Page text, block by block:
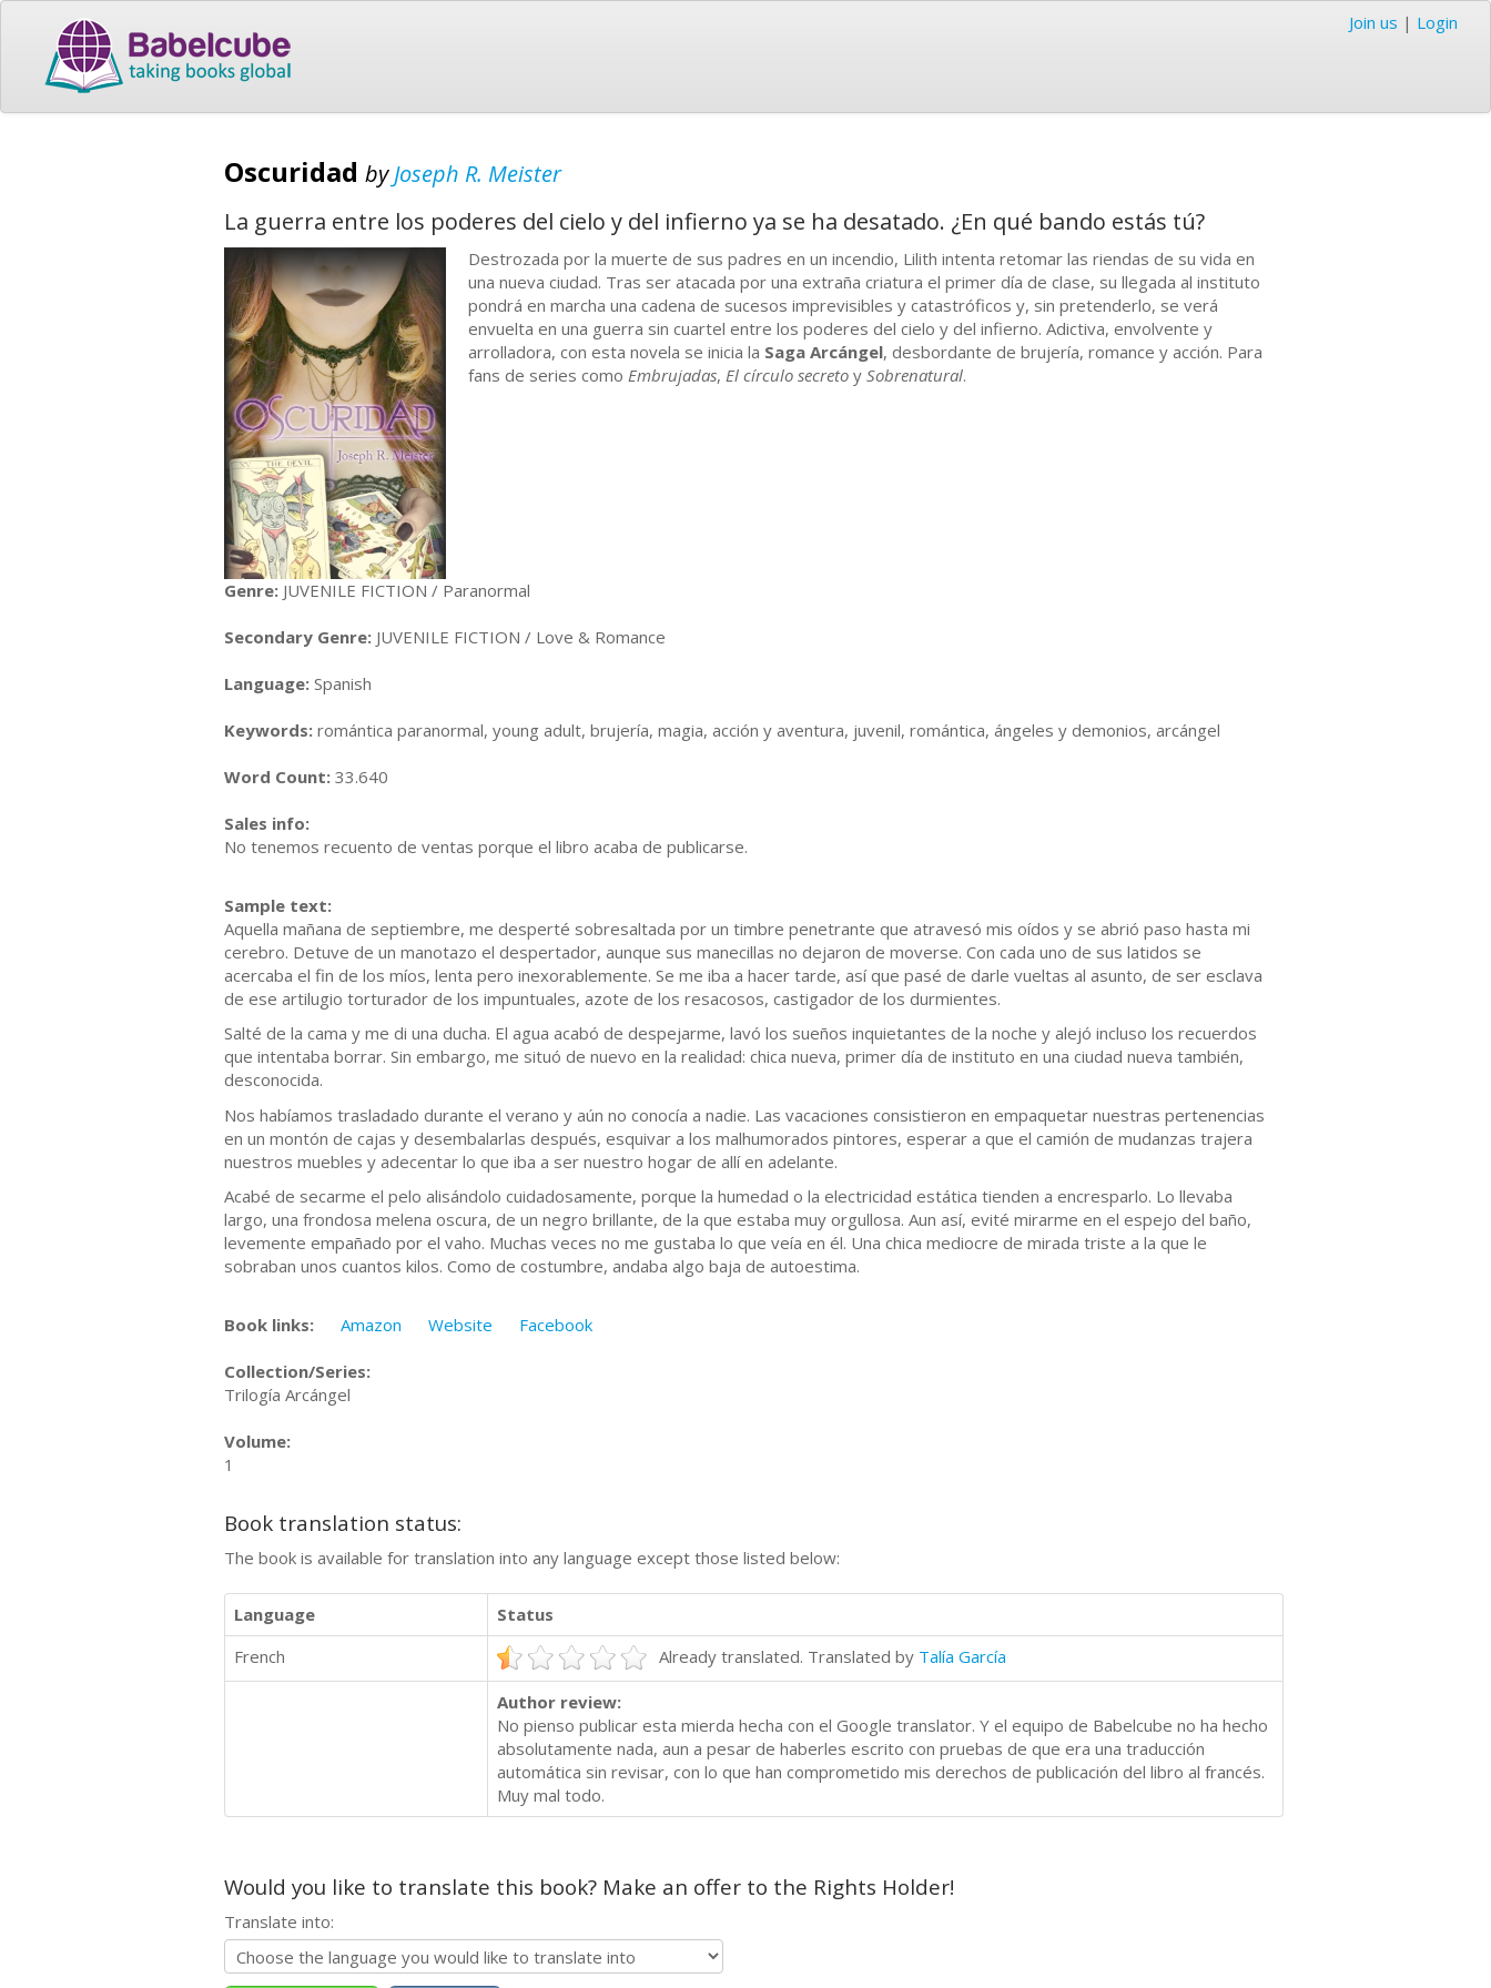
Join us | Login
Oscuridad byJoseph R. Meister
La guerra entre los poderes del cielo y del infierno ya se ha desatado. ¿En qué bando estás tú?
Destrozada por la muerte de sus padres en un incendio, Lilith intenta retomar las riendas de su vida en
una nueva ciudad. Tras ser atacada por una extraña criatura el primer día de clase, su llegada al instituto
pondrá en marcha una cadena de sucesos imprevisibles y catastróficos y, sin pretenderlo, se verá
envuelta en una guerra sin cuartel entre los poderes del cielo y del infierno. Adictiva, envolvente y
arrolladora, con esta novela se inicia la Saga Arcángel, desbordante de brujería, romance y acción. Para
fans de series como Embrujadas, El círculo secreto y Sobrenatural.
Genre: JUVENILE FICTION / Paranormal
Secondary Genre: JUVENILE FICTION / Love & Romance
Language: Spanish
Keywords: romántica paranormal, young adult, brujería, magia, acción y aventura, juvenil, romántica, ángeles y demonios, arcángel
Word Count: 33.640
Sales info:
No tenemos recuento de ventas porque el libro acaba de publicarse.
Sample text:
Aquella mañana de septiembre, me desperté sobresaltada por un timbre penetrante que atravesó mis oídos y se abrió paso hasta mi
cerebro. Detuve de un manotazo el despertador, aunque sus manecillas no dejaron de moverse. Con cada uno de sus latidos se
acercaba el fin de los míos, lenta pero inexorablemente. Se me iba a hacer tarde, así que pasé de darle vueltas al asunto, de ser esclava
de ese artilugio torturador de los impuntuales, azote de los resacosos, castigador de los durmientes.
Salté de la cama y me di una ducha. El agua acabó de despejarme, lavó los sueños inquietantes de la noche y alejó incluso los recuerdos
que intentaba borrar. Sin embargo, me situó de nuevo en la realidad: chica nueva, primer día de instituto en una ciudad nueva también,
desconocida.
Nos habíamos trasladado durante el verano y aún no conocía a nadie. Las vacaciones consistieron en empaquetar nuestras pertenencias
en un montón de cajas y desembalarlas después, esquivar a los malhumorados pintores, esperar a que el camión de mudanzas trajera
nuestros muebles y adecentar lo que iba a ser nuestro hogar de allí en adelante.
Acabé de secarme el pelo alisándolo cuidadosamente, porque la humedad o la electricidad estática tienden a encresparlo. Lo llevaba
largo, una frondosa melena oscura, de un negro brillante, de la que estaba muy orgullosa. Aun así, evité mirarme en el espejo del baño,
levemente empañado por el vaho. Muchas veces no me gustaba lo que veía en él. Una chica mediocre de mirada triste a la que le
sobraban unos cuantos kilos. Como de costumbre, andaba algo baja de autoestima.
Book links: Amazon Website Facebook
Collection/Series:
Trilogía Arcángel
Volume:
1
Book translation status:
The book is available for translation into any language except those listed below:
Language
Status
French
Already translated. Translated by Talía García
Author review:
No pienso publicar esta mierda hecha con el Google translator. Y el equipo de Babelcube no ha hecho
absolutamente nada, aun a pesar de haberles escrito con pruebas de que era una traducción
automática sin revisar, con lo que han comprometido mis derechos de publicación del libro al francés.
Muy mal todo.
Would you like to translate this book? Make an offer to the Rights Holder!
Translate into: